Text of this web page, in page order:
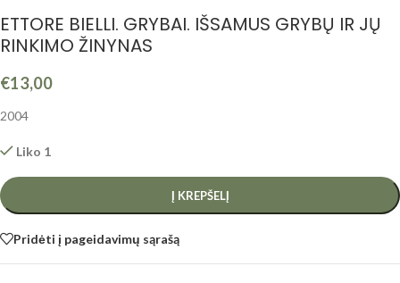
ETTORE BIELLI. GRYBAI. IŠSAMUS GRYBŲ IR JŲ
RINKIMO ŽINYNAS
€13,00
2004
Liko 1
Į KREPŠELĮ
Pridėti į pageidavimų sąrašą